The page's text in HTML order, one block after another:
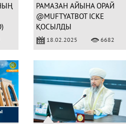
РАМАЗАН АЙЫНА ОРАЙ
@MUFTYATBOT ІСКЕ
ҚОСЫЛДЫ
18.02.2025 6682